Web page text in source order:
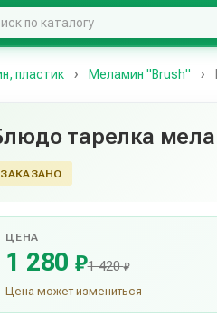
пластик Меламин "Brush"
тарелка
ЗАКАЗАНО
ЦЕНА
1 280 ₽1 420₽
Цена может измениться